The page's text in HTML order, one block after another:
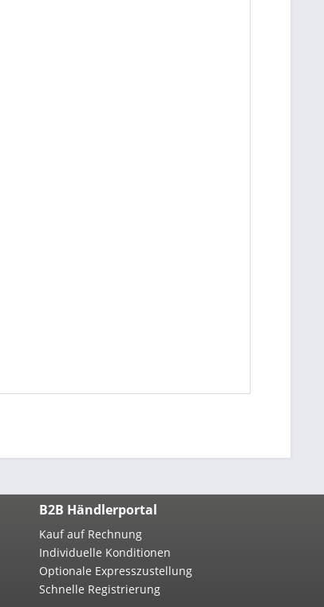
B2B Händlerportal
Kauf auf Rechnung
Individuelle Konditionen
Optionale Expresszustellung
Schnelle Registrierung